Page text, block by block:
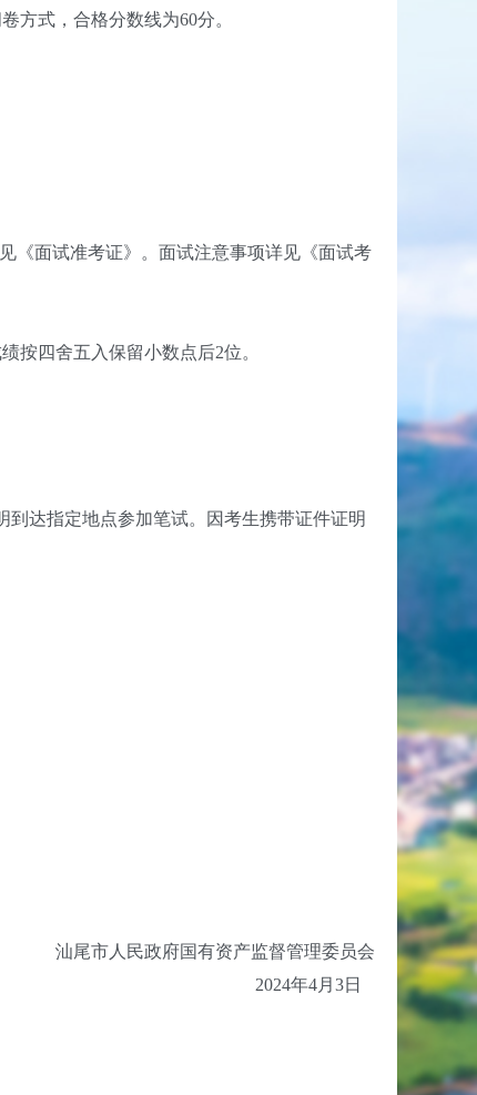
式，合格分数线为60分。
《面试准考证》。面试注意事项详见《面试考
四舍五入保留小数点后2位。
达指定地点参加笔试。因考生携带证件证明
汕尾市人民政府国有资产监督管理委员会
2024年4月3日